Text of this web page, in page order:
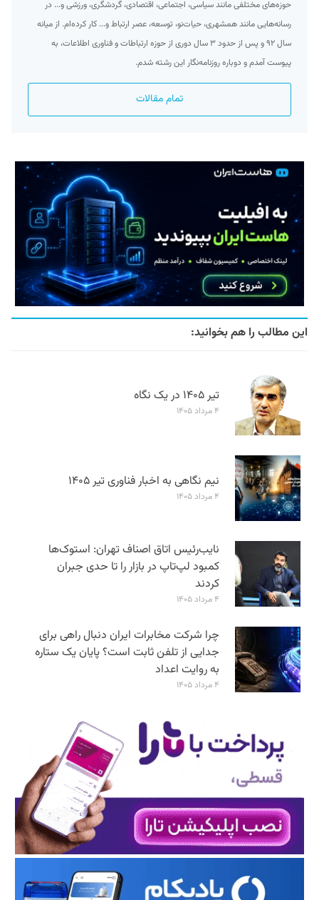
حوزه‌های مختلفی مانند سیاسی، اجتماعی، اقتصادی، گردشگری، ورزشی و... در
رسانه‌هایی مانند همشهری، حیات‌نو، توسعه، عصر ارتباط و... کار کرده‌ام. از میانه
سال ۹۲ و پس از حدود ۳ سال دوری از حوزه ارتباطات و فناوری اطلاعات، به
پیوست آمدم و دوباره روزنامه‌نگار این رشته شدم.
تمام مقالات
این مطالب را هم بخوانید:
تیر ۱۴۰۵ در یک نگاه
۴ مرداد ۱۴۰۵
نیم نگاهی به اخبار فناوری تیر ۱۴۰۵
۴ مرداد ۱۴۰۵
نایب‌رئیس اتاق اصناف تهران: استوک‌ها
کمبود لپ‌تاپ در بازار را تا حدی جبران
کردند
۴ مرداد ۱۴۰۵
چرا شرکت مخابرات ایران دنبال راهی برای
جدایی از تلفن ثابت است؟ پایان یک ستاره
به روایت اعداد
۴ مرداد ۱۴۰۵